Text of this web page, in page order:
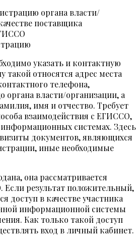
указать и контактную
относятся адрес места
телефона,
органа власти/организации, а
имя и отчество. Требует
взаимодействия с ЕГИССО,
системах. Здесь
документов, являющихся
иные необходимые
она рассматривается
результат положительный,
доступ в качестве участника
информационной системы
Как только такой доступ
вход в личный кабинет.